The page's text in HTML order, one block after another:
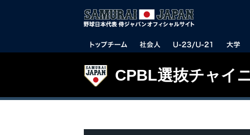
CPBL選抜チャイ